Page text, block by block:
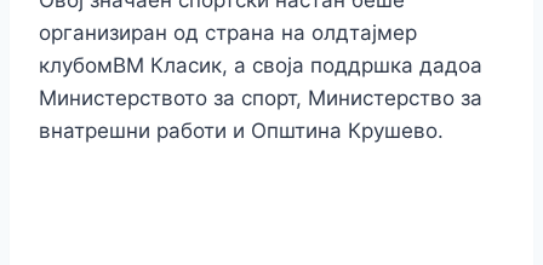
организиран од страна на олдтајмер
клубомВМ Класик, а своја поддршка дадоа
Министерството за спорт, Министерство за
внатрешни работи и Општина Крушево.